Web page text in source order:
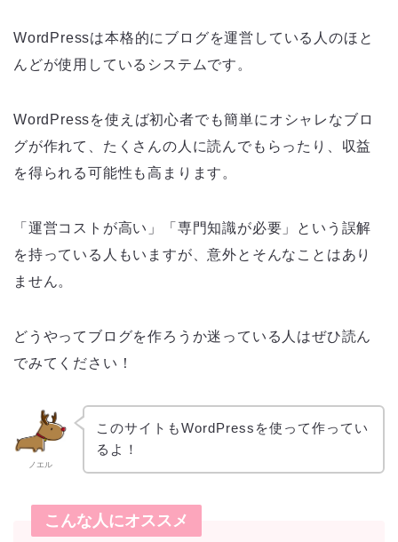
WordPressは本格的にブログを運営している人のほと
んどが使用しているシステムです。
WordPressを使えば初心者でも簡単にオシャレなブロ
グが作れて、たくさんの人に読んでもらったり、収益
を得られる可能性も高まります。
「運営コストが高い」「専門知識が必要」という誤解
を持っている人もいますが、意外とそんなことはあり
ません。
どうやってブログを作ろうか迷っている人はぜひ読ん
でみてください！
ノエル
このサイトもWordPressを使って作ってい
るよ！
こんな人にオススメ